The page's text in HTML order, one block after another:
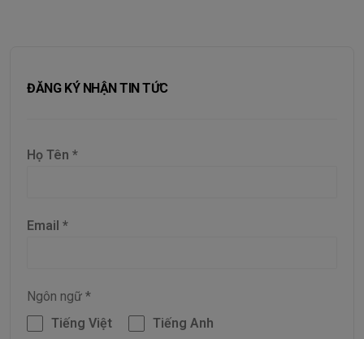
ĐĂNG KÝ NHẬN TIN TỨC
Họ Tên*
Email*
Ngôn ngữ*
Tiếng Việt
Tiếng Anh